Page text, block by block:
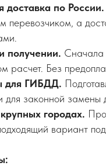
доставка по России.
перевозчиком, а
получении. Сначала
расчет. Без
для ГИБДД.
законной замены
городах.
вариант